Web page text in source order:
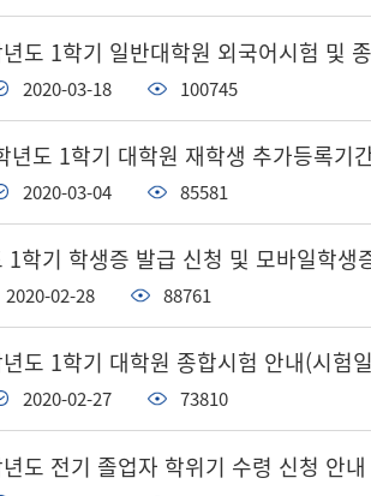
도 1학기 일반대학원 외국어시험 및
2020-03-18 100745
년도 1학기 대학원 재학생 추가등록기
2020-03-04 85581
학기 학생증 발급 신청 및 모바일학생
2020-02-28 88761
도 1학기 대학원 종합시험 안내(시험
2020-02-27 73810
도 전기 졸업자 학위기 수령 신청 안내